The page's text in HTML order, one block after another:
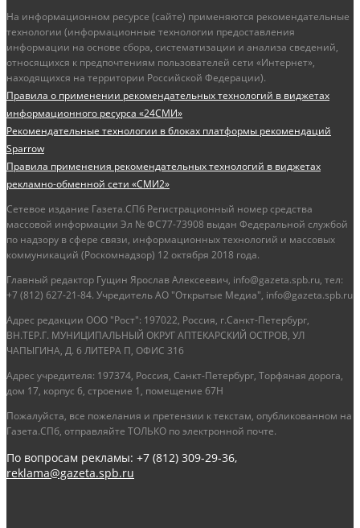
На информационном ресурсе (сайте) применяются рекомендательные
технологии (информационные технологии предоставления
информации на основе сбора, систематизации и анализа сведений,
относящихся к предпочтениям пользователей сети «Интернет»,
находящихся на территории Российской Федерации).
Правила о применении рекомендательных технологий в виджетах
информационного ресурса «24СМИ»
Рекомендательные технологии в блоках платформы рекомендаций
Sparrow
Правила применения рекомендательных технологий в виджетах
рекламно-обменной сети «СМИ2»
Сетевое издание Газета.СПб Регистрационный номер средства
массовой информации Эл № ФС77-73908 выдан Федеральной службой
по надзору в сфере связи, информационных технологий и массовых
коммуникаций (Роскомнадзор) 12 октября 2018 года.
Главный редактор Гущин Ярослав Алексеевич, info@gazeta.spb.ru, тел:
+7 (812) 627-21-84. Учредитель АО "Открытые Медиа", info@gazeta.spb.ru
Адрес редакции ООО "Рост": 197022, Россия, г.Санкт-Петербург,
ВН.ТЕР.Г. МУНИЦИПАЛЬНЫЙ ОКРУГ АПТЕКАРСКИЙ ОСТРОВ, УЛ
ЧАПЫГИНА, Д. 6 ЛИТЕРА П, ОФИС 316
Адрес учредителя: 197374, Россия, Санкт-Петербург, Торфяная дорога,
дом 17, корпус 6, строение 1, помещение 67Н
Пожалуйста, все пожелания и претензии к текстам, опубликованном на
Газета.СПб, отправляйте ТОЛЬКО по электронной почте.
По вопросам рекламы: +7 (812) 309-29-36,
reklama@gazeta.spb.ru